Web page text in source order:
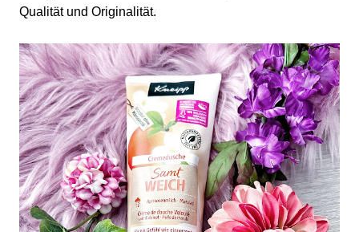
Qualität und Originalität.